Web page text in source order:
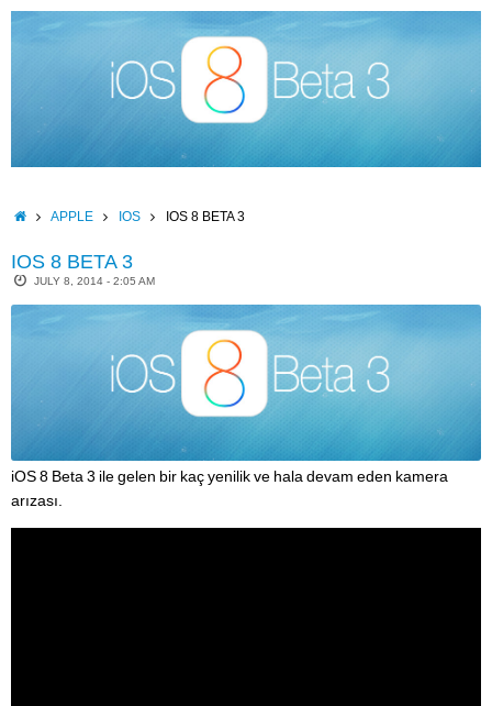
Skip
HOMEAPPLE IOS IOS 8 BETA 3
IOS 8 BETA 3
JULY 8, 2014 - 2:05 AM
iOS 8 Beta 3 ile gelen bir kaç yenilik ve hala devam eden kamera
arızası.